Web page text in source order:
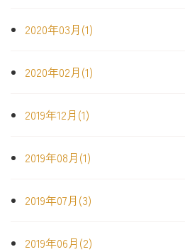
2020年03月(1)
2020年02月(1)
2019年12月(1)
2019年08月(1)
2019年07月(3)
2019年06月(2)